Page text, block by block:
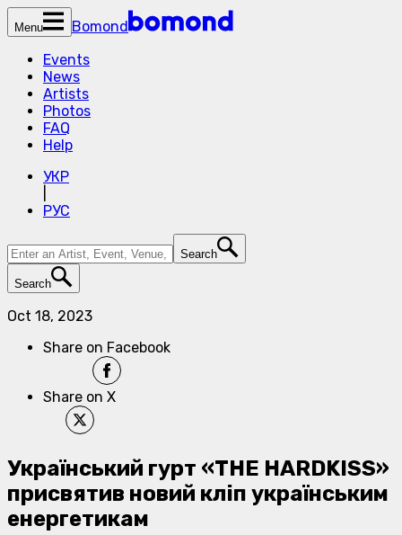
Menu
Bomond
Events
News
Artists
Photos
FAQ
Help
УКР
РУС
Search
Search
Oct 18, 2023
Share on Facebook
Share on X
Український гурт «THE HARDKISS»
присвятив новий кліп українським
енергетикам